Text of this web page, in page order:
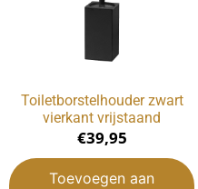
Toiletborstelhouder zwart
vierkant vrijstaand
€39,95
Toevoegen aan